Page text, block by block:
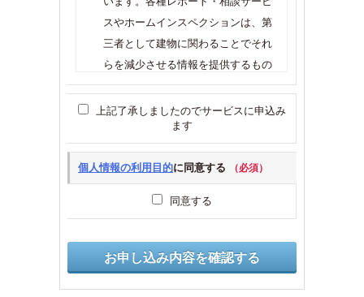
スやホームインスペクションは、第
三者として建物に関わることでそれ
らを減少させる情報を提供するもの
ですが、全てのリスクをなくすこと
を約束するものではなく、対象の建
物に瑕疵がないことなどの品質及び
性能について保証をしたり責任を負
うものではありません。また、物件
の購入判断などには一切の責任を負
調査など物件に訪問するサービス
上記了承しましたのでサービスに申込み
ます
個人情報の利用目的に同意する （必須）
同意する